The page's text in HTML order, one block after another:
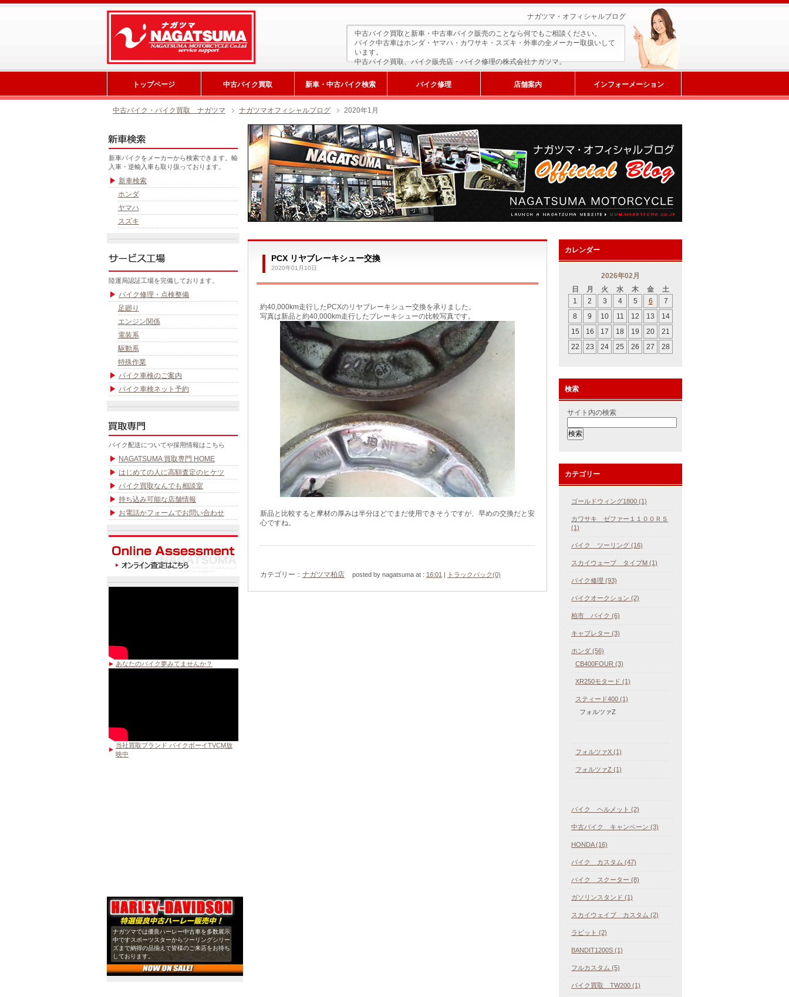
ナガツマ・オフィシャルブログ
中古バイク買取と新車・中古車バイク販売のことなら何でもご相談ください。
バイク中古車はホンダ・ヤマハ・カワサキ・スズキ・外車の全メーカー取扱いして
います。
中古バイク買取、バイク販売店・バイク修理の株式会社ナガツマ。
トップページ 中古バイク買取 新車・中古バイク検索 バイク修理 店舗案内 インフォーメーション
中古バイク・バイク買取 ナガツマ ナガツマオフィシャルブログ 2020年1月
PCX リヤブレーキシュー交換
2020年01月10日
約40,000km走行したPCXのリヤブレーキシュー交換を承りました。
写真は新品と約40,000km走行したブレーキシューの比較写真です。
新品と比較すると摩材の厚みは半分ほどでまだ使用できそうですが、早めの交換だと安
心ですね。
カテゴリー： ナガツマ柏店 posted by nagatsuma at : 16:01 | トラックバック(0)
カレンダー
2026年02月
日
月 火 水 木 金
土
1
2 3 4 5 6
7
8
9 10 11 12 13
14
15
16 17 18 19 20
21
22
23 24 25 26 27 28
検索
サイト内の検索
カテゴリー
ゴールドウィング1800 (1)
カワサキ ゼファー１１００ＲＳ
(1)
バイク ツーリング (16)
スカイウェーブ タイプM (1)
バイク修理 (93)
バイクオークション (2)
柏市 バイク (6)
キャブレター (3)
ホンダ (56)
CB400FOUR (3)
XR250モタード (1)
スティード400 (1)
フォルツァZ
フォルツァX (1)
フォルツァZ (1)
バイク ヘルメット (2)
中古バイク キャンペーン (3)
HONDA (16)
バイク カスタム (47)
バイク スクーター (8)
ガソリンスタンド (1)
スカイウェイブ カスタム (2)
ラビット (2)
BANDIT1200S (1)
フルカスタム (5)
バイク買取 TW200 (1)
新車検索
新車バイクをメーカーから検索できます。輸
入車・逆輸入車も取り扱っております。
新車検索
ホンダ
ヤマハ
スズキ
サービス工場
陸運局認証工場を完備しております。
バイク修理・点検整備
足廻り
エンジン関係
電装系
駆動系
特殊作業
バイク車検のご案内
バイク車検ネット予約
買取専門
バイク配送についてや採用情報はこちら
NAGATSUMA 買取専門 HOME
はじめての人に高額査定のヒケツ
バイク買取なんでも相談室
持ち込み可能な店舗情報
お電話かフォームでお問い合わせ
あなたのバイク夢みてませんか？
当社買取ブランド バイクボーイTVCM放
映中
ナガツマでは優良ハーレー中古車を多数展示
中ですスポーツスターからツーリングシリー
ズまで納得の品揃えで皆様のご来店をお待ち
しております。